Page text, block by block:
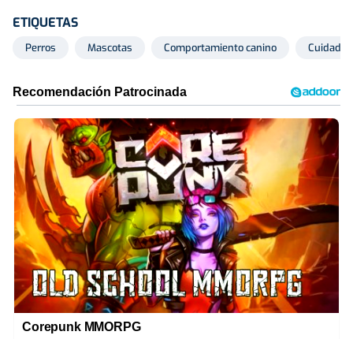
ETIQUETAS
Perros Mascotas Comportamiento canino
Corepunk MMORPG